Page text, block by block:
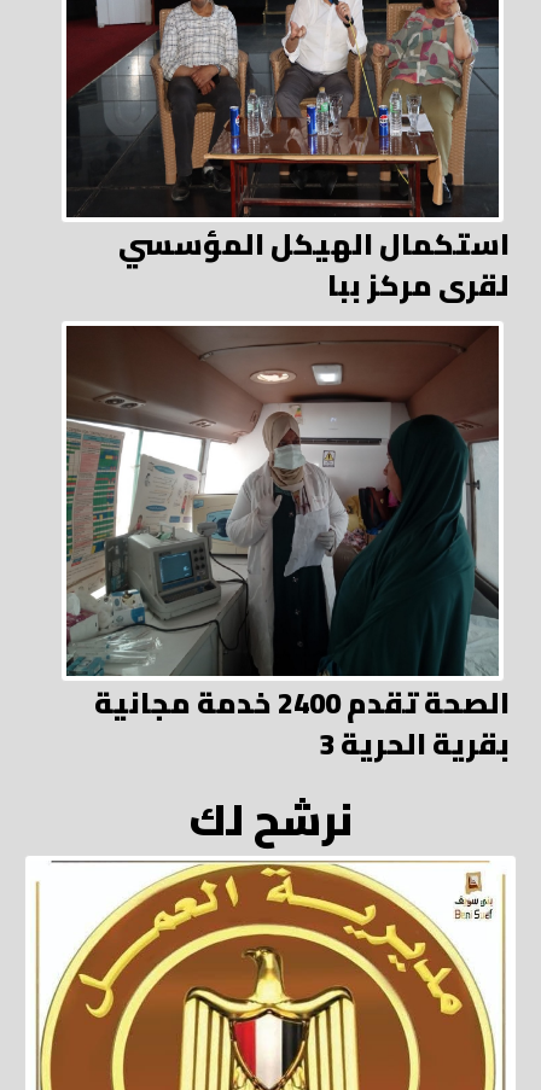
استكمال الهيكل المؤسسي
لقرى مركز ببا
الصحة تقدم 2400 خدمة مجانية
بقرية الحرية 3
نرشح لك